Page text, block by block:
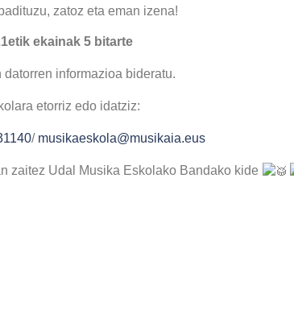
zatoz eta eman izena!
ekainak 5 bitarte
datorren informazioa bideratu.
etorriz edo idatziz:
/ musikaeskola@musikaia.eus
zaitez Udal Musika Eskolako Bandako kide